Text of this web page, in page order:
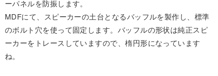
ーパネルを防振します。
MDFにて、スピーカーの土台となるバッフルを製作し、標準
のボルト穴を使って固定します。バッフルの形状は純正スピ
ーカーをトレースしていますので、楕円形になっています
ね。